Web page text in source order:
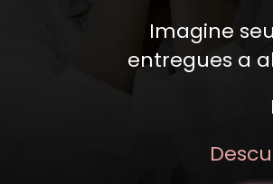
Imagine
entregues a